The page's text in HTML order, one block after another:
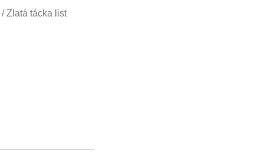
/ Zlatá tácka list